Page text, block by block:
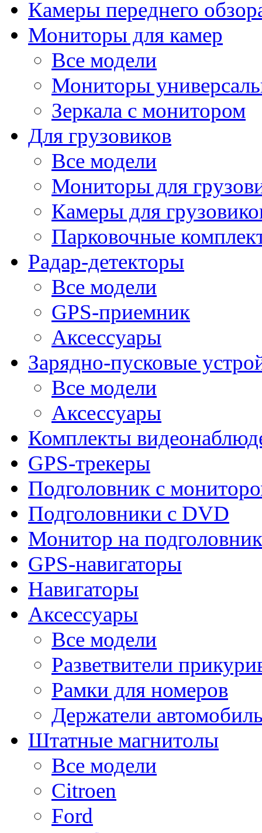
Камеры переднего
Мониторы для камер
Все модели
Мониторы
Зеркала с монитором
Для грузовиков
Все модели
Мониторы для
Камеры для
Парковочные
Радар-детекторы
Все модели
GPS-приемник
Аксессуары
Зарядно-пусковые
Все модели
Аксессуары
Комплекты
GPS-трекеры
Подголовник с
Подголовники с DVD
Монитор на подголовник
GPS-навигаторы
Навигаторы
Аксессуары
Все модели
Разветвители
Рамки для номеров
Держатели
Штатные магнитолы
Все модели
Citroen
Ford